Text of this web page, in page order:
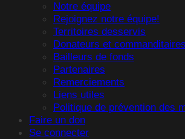
Notre équipe
Rejoignez notre équipe!
Territoires desservis
Donateurs et commanditaires
Bailleurs de fonds
Partenaires
Remerciements
Liens utiles
Politique de prévention des
Faire un don
Se connecter